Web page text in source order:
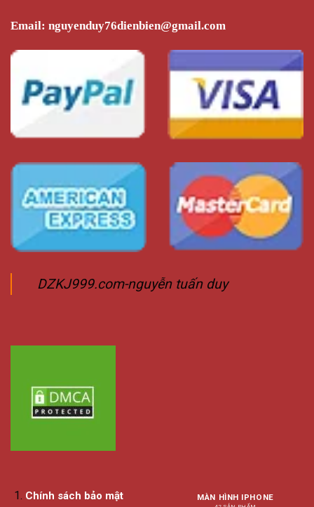
Email: nguyenduy76dienbien@gmail.com
DZKJ999.com-nguyễn tuấn duy
Chính sách bảo mật
MÀN HÌNH IPHONE